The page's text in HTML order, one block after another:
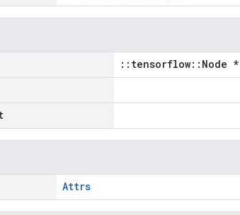
::tensorflow::Node *
Attrs